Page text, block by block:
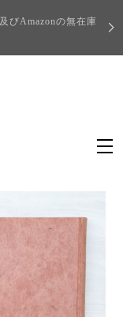
びAmazonの無在庫